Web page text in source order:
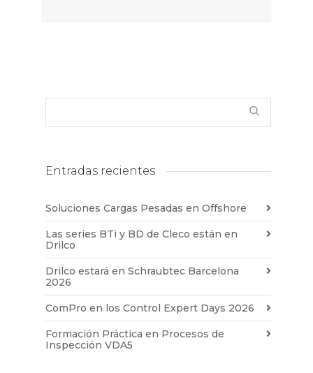
Entradas recientes
Soluciones Cargas Pesadas en Offshore
Las series BTi y BD de Cleco están en
Drilco
Drilco estará en Schraubtec Barcelona
2026
ComPro en los Control Expert Days 2026
Formación Práctica en Procesos de
Inspección VDA5